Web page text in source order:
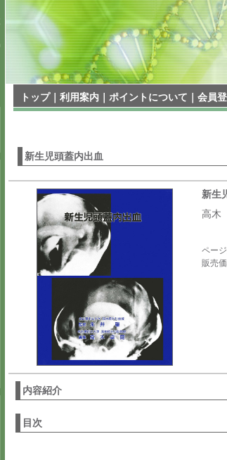
トップ｜ 利用案内 ポイントについて 会員
新生児頭蓋内出血
新生
高
ペー
販売価
内容紹介
目次